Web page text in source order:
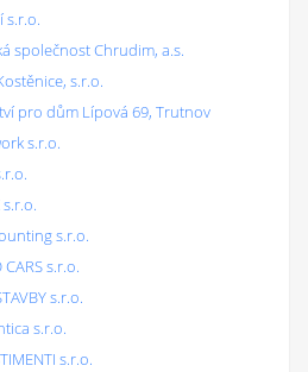
s.r.o.
společnost Chrudim, a.s.
s.r.o.
pro dům Lípová 69, Trutnov
s.r.o.
s.r.o.
s.r.o.
s.r.o.
s.r.o.
s.r.o.
s.r.o.